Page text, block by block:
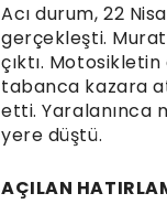
Acı durum, 22
gerçekleşti.
çıktı.
tabanca kazara
etti. Yaralanınca
yere düştü.
AÇILAN